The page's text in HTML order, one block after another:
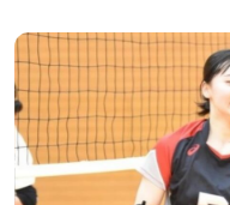
受験生
在学生の方
保護者の方
学業（授業について
時間割・履修情報
学業（支援システム